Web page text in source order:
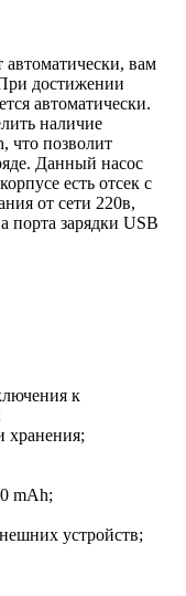
вам
достижении
автоматически.
наличие
что позволит
Данный насос
есть отсек с
от сети 220в,
порта зарядки USB
к
хранения;
mAh;
устройств;